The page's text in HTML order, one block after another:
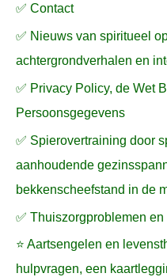
✅ Contact
✅ Nieuws van spiritueel
achtergrondverhalen en
✅ Privacy Policy, de Wet
Persoonsgegevens
✅ Spierovertraining door
aanhoudende
bekkenscheefstand in de
✅ Thuiszorgproblemen
⭐ Aartsengelen en
hulpvragen, een